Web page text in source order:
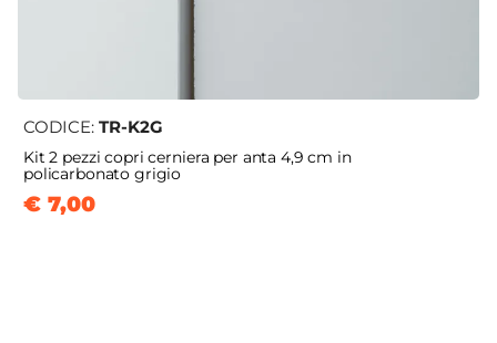
CODICE: TR-K2G
Kit 2 pezzi copri cerniera per anta 4,9 cm in
policarbonato grigio
€ 7,00